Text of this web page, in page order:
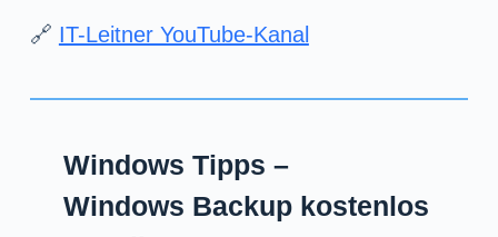
🔗 IT-Leitner YouTube-Kanal
Windows Tipps –
Windows Backup kostenlos